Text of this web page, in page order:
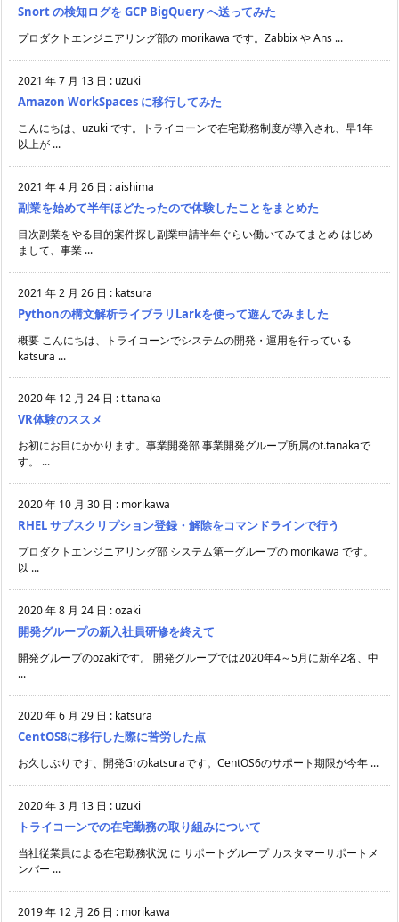
Snort の検知ログを GCP BigQuery へ送ってみた
プロダクトエンジニアリング部の morikawa です。Zabbix や Ans ...
2021 年 7 月 13 日 : uzuki
Amazon WorkSpaces に移行してみた
こんにちは、uzuki です。トライコーンで在宅勤務制度が導入され、早1年
以上が ...
2021 年 4 月 26 日 :aishima
副業を始めて半年ほどたったので体験したことをまとめた
目次副業をやる目的案件探し副業申請半年ぐらい働いてみてまとめ はじめ
まして、事業 ...
2021 年 2 月 26 日 : katsura
Pythonの構文解析ライブラリLarkを使って遊んでみました
概要 こんにちは、トライコーンでシステムの開発・運用を行っている
katsura ...
2020 年 12 月 24 日 :t.tanaka
VR体験のススメ
お初にお目にかかります。事業開発部 事業開発グループ所属のt.tanakaで
す。 ...
2020 年 10 月 30 日 : morikawa
RHEL サブスクリプション登録・解除をコマンドラインで行う
プロダクトエンジニアリング部 システム第一グループの morikawa です。
以 ...
2020 年 8 月 24 日 :ozaki
開発グループの新入社員研修を終えて
開発グループのozakiです。 開発グループでは2020年4～5月に新卒2名、中
...
2020 年 6 月 29 日 : katsura
CentOS8に移行した際に苦労した点
お久しぶりです、開発Grのkatsuraです。CentOS6のサポート期限が今年 ...
2020 年 3 月 13 日 : uzuki
トライコーンでの在宅勤務の取り組みについて
当社従業員による在宅勤務状況 に サポートグループ カスタマーサポートメ
ンバー ...
2019 年 12 月 26 日 : morikawa